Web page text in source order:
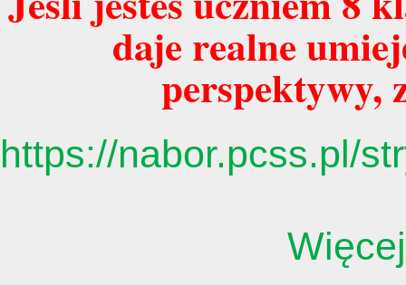
daje realne
perspektywy,
https://nabor.pcss.pl/